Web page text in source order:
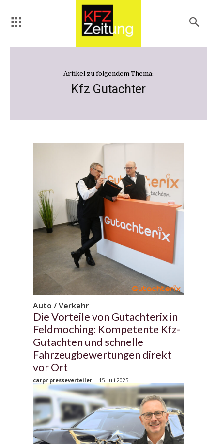
Artikel zu folgendem Thema:
Kfz Gutachter
Auto / Verkehr
Die Vorteile von Gutachterix in
Feldmoching: Kompetente Kfz-
Gutachten und schnelle
Fahrzeugbewertungen direkt
vor Ort
carpr presseverteiler - 15. Juli 2025